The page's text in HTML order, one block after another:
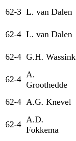
62-3 L. van Dalen
62-4 L. van Dalen
62-4 G.H. Wassink
62-4 A.
Groothedde
62-4 A.G. Knevel
62-4 A.D.
Fokkema